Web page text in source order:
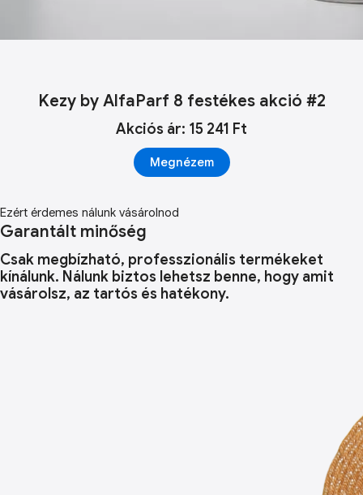
Kezy by AlfaParf 8 festékes akció #2
Akciós ár: 15 241 Ft
Megnézem
Ezért érdemes nálunk vásárolnod
Garantált minőség
Csak megbízható, professzionális termékeket
kínálunk. Nálunk biztos lehetsz benne, hogy amit
vásárolsz, az tartós és hatékony.